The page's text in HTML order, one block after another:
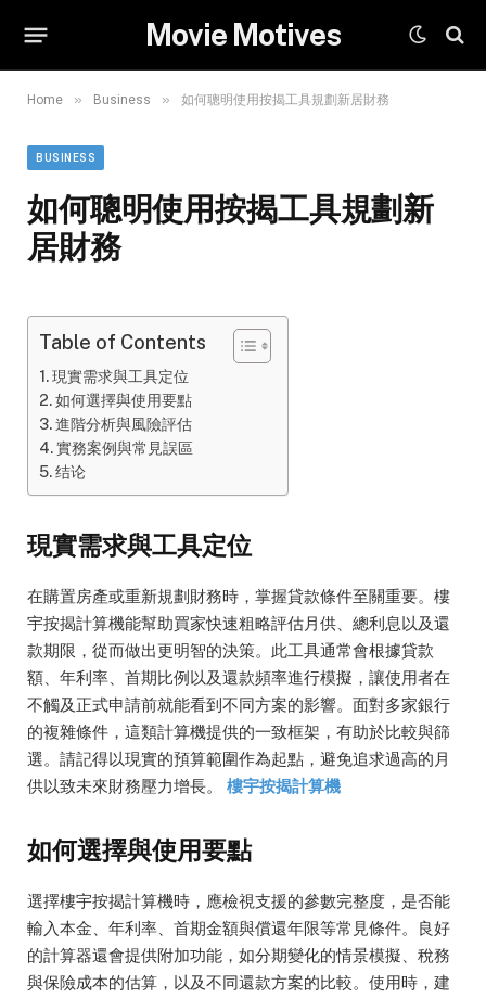
Movie Motives
Home » Business » 如何聰明使用按揭工具規劃新居財務
BUSINESS
如何聰明使用按揭工具規劃新
居財務
Table of Contents
現實需求與工具定位
如何選擇與使用要點
進階分析與風險評估
實務案例與常見誤區
结论
現實需求與工具定位
在購置房產或重新規劃財務時，掌握貸款條件至關重要。樓
宇按揭計算機能幫助買家快速粗略評估月供、總利息以及還
款期限，從而做出更明智的決策。此工具通常會根據貸款
額、年利率、首期比例以及還款頻率進行模擬，讓使用者在
不觸及正式申請前就能看到不同方案的影響。面對多家銀行
的複雜條件，這類計算機提供的一致框架，有助於比較與篩
選。請記得以現實的預算範圍作為起點，避免追求過高的月
供以致未來財務壓力增長。 樓宇按揭計算機
如何選擇與使用要點
選擇樓宇按揭計算機時，應檢視支援的參數完整度，是否能
輸入本金、年利率、首期金額與償還年限等常見條件。良好
的計算器還會提供附加功能，如分期變化的情景模擬、稅務
與保險成本的估算，以及不同還款方案的比較。使用時，建